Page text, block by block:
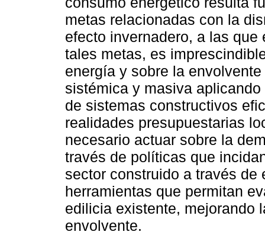
metas relacionadas con la
efecto invernadero, a las
tales metas, es
energía y sobre la
sistémica y masiva
de sistemas constructivos
realidades presupuestarias
necesario actuar sobre la
través de políticas que
sector construido a través
herramientas que permitan
edilicia existente, mejorando
envolvente.